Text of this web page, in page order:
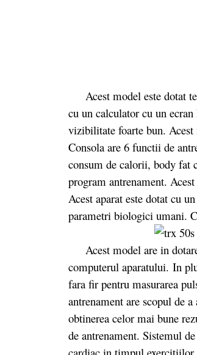
Acest model este dotat
cu un calculator cu un
vizibilitate foarte bun. Acest
Consola are 6 functii de
consum de calorii, body fat
program antrenament.
Acest aparat este dotat cu
parametri biologici umani.
Acest model are in
computerul aparatului. In
fara fir pentru masurarea
antrenament are scopul de
obtinerea celor mai bune
de antrenament. Sistemul